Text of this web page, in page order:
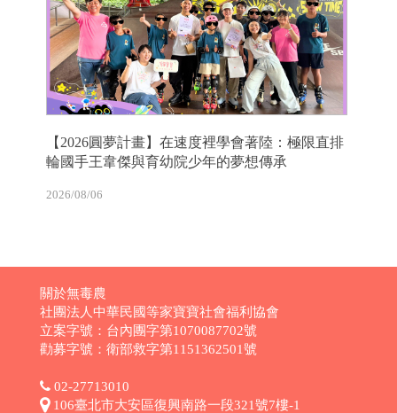
【2026圓夢計畫】在速度裡學會著陸：極限直排
輪國手王韋傑與育幼院少年的夢想傳承
2026/08/06
關於無毒農
社團法人中華民國等家寶寶社會福利協會
立案字號：台內團字第1070087702號
勸募字號：衛部救字第1151362501號
02-27713010
106臺北市大安區復興南路一段321號7樓-1